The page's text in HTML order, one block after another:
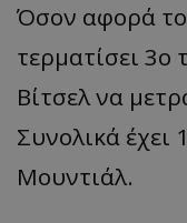
Όσον αφορά το
τερματίσει 3ο
Βίτσελ να
Συνολικά έχει
Μουντιάλ.